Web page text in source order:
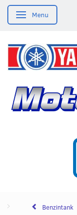
Skifte navigation
Menu
Benzintank